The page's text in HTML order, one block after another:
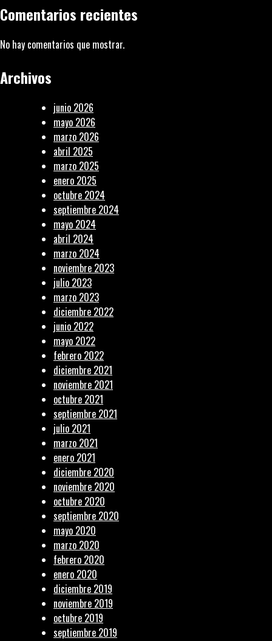
Comentarios recientes
No hay comentarios que mostrar.
Archivos
junio 2026
mayo 2026
marzo 2026
abril 2025
marzo 2025
enero 2025
octubre 2024
septiembre 2024
mayo 2024
abril 2024
marzo 2024
noviembre 2023
julio 2023
marzo 2023
diciembre 2022
junio 2022
mayo 2022
febrero 2022
diciembre 2021
noviembre 2021
octubre 2021
septiembre 2021
julio 2021
marzo 2021
enero 2021
diciembre 2020
noviembre 2020
octubre 2020
septiembre 2020
mayo 2020
marzo 2020
febrero 2020
enero 2020
diciembre 2019
noviembre 2019
octubre 2019
septiembre 2019